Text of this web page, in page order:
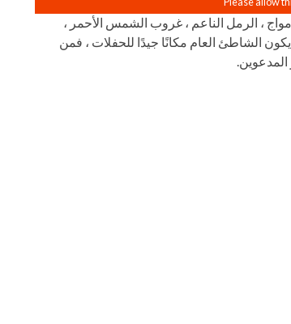
، الرمل الناعم ، غروب الشمس الأحمر ،
الشاطئ العام مكانًا جيدًا للحفلات ، فمن